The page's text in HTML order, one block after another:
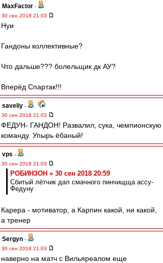
MaxFactor -
30 сен 2018 21:03
Нуи
Гандоны коллективные?
Что дальше??? болельщик дк АУ?
Вперёд Спартак!!!
saveliy -
30 сен 2018 21:03
ФЕДУН- ГАНДОН! Развалил, сука, чемпионскую
команду. Упырь ёбаный!
vps -
30 сен 2018 21:03
РОБИНЗОН » 30 сен 2018 20:59
Сбитый лётчик дал смачного пинчищща ассу-
Федуну
Карера - мотиватор, а Карпин какой, ни какой,
а тренер
Sergyn -
30 сен 2018 21:03
наверно на матч с Вильяреалом еще